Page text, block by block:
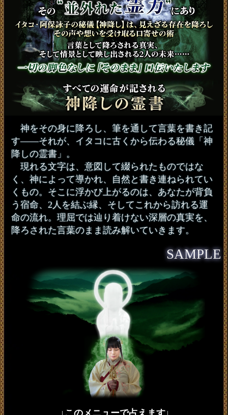
神をその身に降ろし、筆を通して言葉を書き記
す――それが、イタコに古くから伝わる秘儀「神
降しの霊書」。
現れる文字は、意図して綴られたものではな
く、神によって導かれ、自然と書き連ねられてい
くもの。そこに浮かび上がるのは、あなたが背負
う宿命、2人を結ぶ縁、そしてこれから訪れる運
命の流れ。理屈では辿り着けない深層の真実を、
降ろされた言葉のまま読み解いていきます。
SAMPLE
↓このメニューで占えます↓